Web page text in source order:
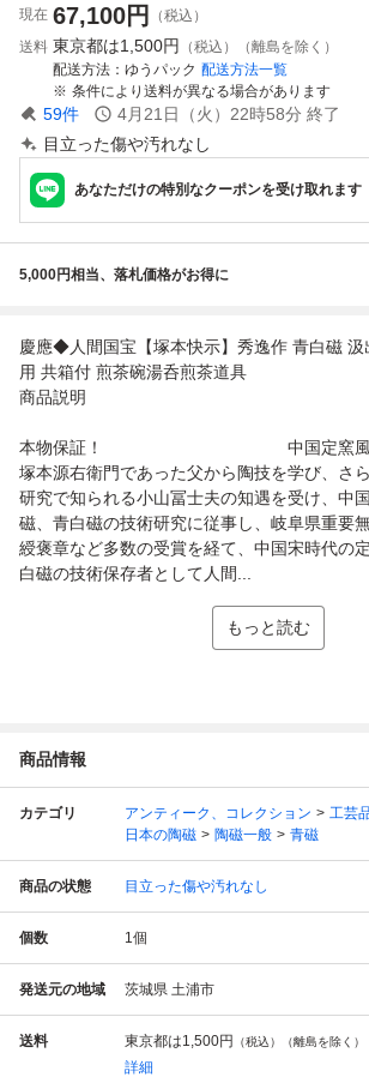
現在 67,100円
（税込）
送料 東京都は1,500円
（税込）（離島を除く）
配送方法
ゆうパック 配送方法一覧
条件により送料が異なる場合があります
59件 4月21日（火）22時58分 終了
目立った傷や汚れなし
あなただけの特別なクーポンを受け取れます
5,000円相当、落札価格がお得に
慶應◆人間国宝【塚本快示】秀逸作 青白磁 汲
用 共箱付 煎茶碗湯呑煎茶道具
商品説明
本物保証！ 中国定窯風白磁
塚本源右衛門であった父から陶技を学び、さ
研究で知られる小山冨士夫の知遇を受け、中
磁、青白磁の技術研究に従事し、岐阜県重要
綬褒章など多数の受賞を経て、中国宋時代の
白磁の技術保存者として人間...
もっと読む
商品情報
カテゴリ アンティーク、コレクション 工芸
日本の陶磁
陶磁一般 青磁
商品の状態 目立った傷や汚れなし
個数 1個
発送元の地域 茨城県 土浦市
送料 東京都は1,500円 （税込）（離島を除く）
詳細